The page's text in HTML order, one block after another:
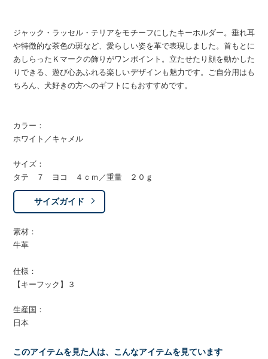
ジャック・ラッセル・テリアをモチーフにしたキーホルダー。垂れ耳
や特徴的な茶色の斑など、愛らしい姿を革で表現しました。首もとに
あしらったＫマークの飾りがワンポイント。立たせたり顔を動かした
りできる、遊び心あふれる楽しいデザインも魅力です。ご自分用はも
ちろん、犬好きの方へのギフトにもおすすめです。
カラー：
ホワイト／キャメル
サイズ：
タテ ７ ヨコ ４ｃｍ／重量 ２０ｇ
サイズガイド
素材：
牛革
仕様：
【キーフック】３
生産国：
日本
このアイテムを見た人は、こんなアイテムを見ています